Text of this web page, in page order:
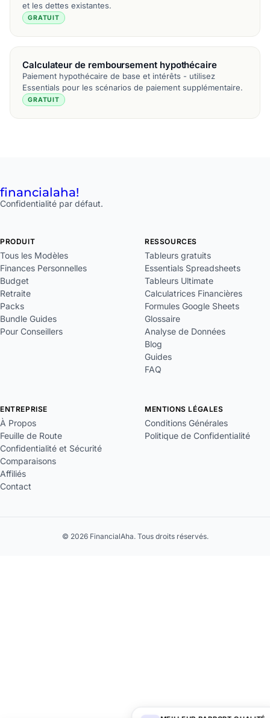
et les dettes existantes.
GRATUIT
Calculateur de remboursement hypothécaire
Paiement hypothécaire de base et intérêts - utilisez
Essentials pour les scénarios de paiement supplémentaire.
GRATUIT
financialaha!
Confidentialité par défaut.
PRODUIT
Tous les Modèles
Finances Personnelles
Budget
Retraite
Packs
Bundle Guides
Pour Conseillers
RESSOURCES
Tableurs gratuits
Essentials Spreadsheets
Tableurs Ultimate
Calculatrices Financières
Formules Google Sheets
Glossaire
Analyse de Données
Blog
Guides
FAQ
ENTREPRISE
À Propos
Feuille de Route
Confidentialité et Sécurité
Comparaisons
Affiliés
Contact
MENTIONS LÉGALES
Conditions Générales
Politique de Confidentialité
© 2026 FinancialAha. Tous droits réservés.